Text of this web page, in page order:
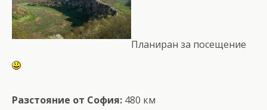
Планиран за посещение
Разстояние от София: 480 км